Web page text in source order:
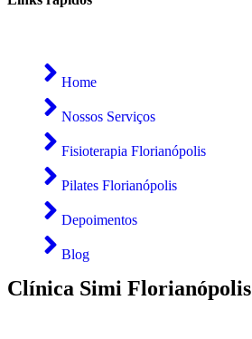
Home
Nossos Serviços
Fisioterapia Florianópolis
Pilates Florianópolis
Depoimentos
Blog
Clínica Simi Florianópolis